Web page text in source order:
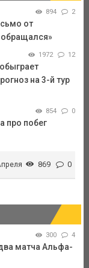
894 2
от
обращался»
1972 12
на 3-й тур
854 0
про побег
869 0
300 4
матча Альфа-